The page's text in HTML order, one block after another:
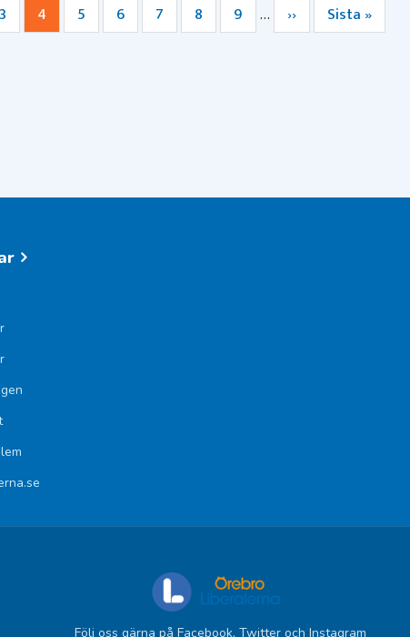
Sida
3
Nuvarande
sida
4 Sida
5 Sida
6 Sida
7 Sida
8 Sida
9 …
Nästa
sida
››
Sista
sidan
Sista »
Följ oss gärna på Facebook, Twitter och Instagram